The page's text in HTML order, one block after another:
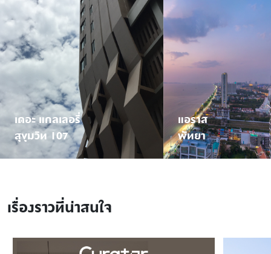
เดอะ แกลเลอรี่
สุขุมวิท 107
แอราส
พัทยา
เรื่องราวที่น่าสนใจ